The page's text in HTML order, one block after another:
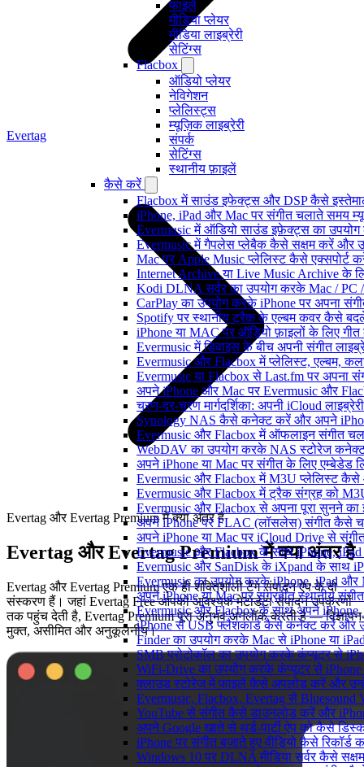
फाइलें
मीडिया प्लेयर
मीडिया लाइब्रेरी
सेटिंग्स
Flacbox
ऑडियो प्लेयर
नेविगेशन
प्लेलिस्ट्स
म्यूज़िक लाइब्रेरी
संपर्क
सेटिंग्स
स्थानीय फ़ाइलें
कैसे करें
Flacbox में साउंड इफेक्ट्स और DSP कैसे
iPhone, iPad और Mac पर संगीत चलाते समय
Evermusic में ऑडियो साउंड इफ़ेक्ट्स का उपयोग
Evermusic में गैपलेस प्लेबैक कैसे सक्षम करें और
Mac पर Apple Music प्लेलिस्ट कैसे एक्सपोर्ट
Internet Archive या Live Music Archive के
Kodi DLNA सर्वर का उपयोग करके Mac /
CarPlay का उपयोग करके iPhone पर अपना
Spotify पर स्थानीय ट्रैक के एल्बम कवर कैसे
iPhone या MAC पर ऑडियो फ़ाइलों के लिए
Evermusic में डिवाइस के बीच अपनी संगीत
Evermusic और Flacbox में प्लेलिस्ट, एल्बम,
Evermusic या Flacbox से Last.fm पर अपना
अपने iPhone और Mac पर Evermusic और
चरण-दर-चरण मार्गदर्शिका: अपनी iCloud
Synology NAS कैसे कनेक्ट करें और अपने
Evermusic और Flacbox में ऑफलाइन संगीत
WebDAV का उपयोग करके NAS स्टोरेज
अपने iPhone या Mac पर संगीत के लिए एम्बेडेड
Evermusic और Flacbox में M3U प्लेलिस्ट
Evermusic और Flacbox में ट्रैक संग्रह को
Evermusic और Flacbox से अपना पूरा सुनने का
अपने iPhone पर FLAC (लॉसलेस) संगीत कैसे
अपने iPhone या Mac पर iCloud Drive से
Evermusic और Flacbox के साथ iPhone,
Evermusic और SanDisk के iXpand के साथ
Evermusic का उपयोग करके iPhone, iPad
अपने iPhone या Mac पर संग्रहीत स्थानीय
Evermusic और Flacbox के साथ अपने iPhone,
iPhone से USB फ्लैशकार्ड कैसे कनेक्ट करें और
Finder का उपयोग करके Mac से iPhone या
SMB प्रोटोकॉल का उपयोग करके कंप्यूटर से
WiFi-Drive का उपयोग करके कंप्यूटर से
क्लाउड स्टोरेज में फाइलें कैसे अपलोड करें और
Evermusic, Flacbox, Evertag से
YouTube से संगीत कैसे डाउनलोड करें और
अपने Google खाते से थर्ड-पार्टी ऐप को कैसे
iPhone पर संगीत बजाते हुए वीडियो कैसे रिकॉर्ड
Windows 10 पर DLNA मीडिया सर्वर कैसे
Evertag
Evertag और Evertag Premium में क्या अंतर है
Evertag और Evertag Premium में क्या अंतर है
Evertag और Evertag Premium एक ही शक्तिशाली टैग संपादन ऐप के दो
संस्करण हैं। जहां Evertag Free आपको आवश्यक मेटाडेटा संपादन उपकरणों
तक पहुंच देती है, Evertag Premium पूरा अनुभव अनलॉक करती है —
मुक्त, असीमित और अनुकूलनीय।